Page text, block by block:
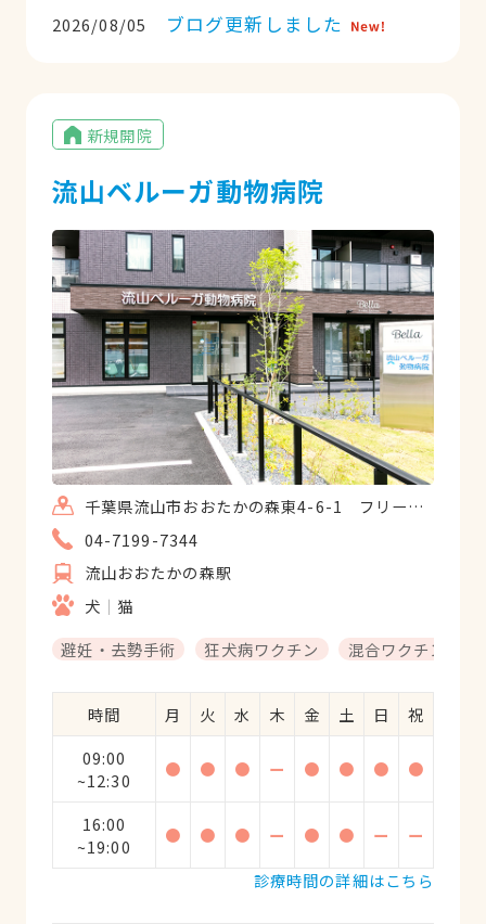
2026/08/05 ブログ更新しました
新規開院
流山ベルーガ動物病院
千葉県流山市おおたかの森東4-6-1 フリージアおおたかの森
04-7199-7344
流山おおたかの森駅
犬
猫
避妊・去勢手術
狂犬病ワクチン 混合ワクチン
時間 月 火 水 木 金 土 日
祝
09:00
~12:30
● ● ● ー ● ● ● ●
16:00
~19:00
● ● ● ー ● ● ー
ー
診療時間の詳細はこちら